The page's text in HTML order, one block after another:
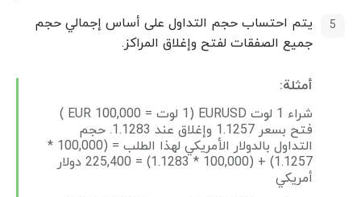
يتم احتساب حجم التداول على أساس إجمالي حجم
جميع الصفقات لفتح وإغلاق المراكز.
أمثلة:
شراء 1 لوت EURUSD (1 لوت = EUR 100,000 )
فتح بسعر 1.1257 وإغلاق عند 1.1283. حجم
التداول بالدولار الأمريكي لهذا الطلب = (100,000 *
1.1257) + (100,000 * 1.1283) = 225,400 دولار
أمريكي